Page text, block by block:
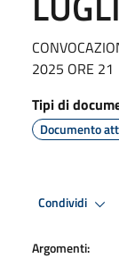
2025 ORE 21
Tipi di
Documento
Condividi
Argomenti: